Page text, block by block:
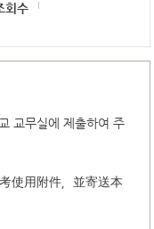
회수
교무실에 제출하여 주
使用附件，並寄送本